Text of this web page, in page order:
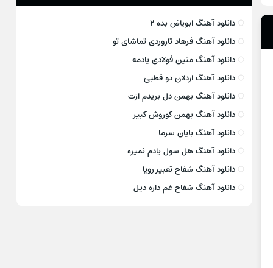
دانلود آهنگ ابویاض بده ۲
دانلود آهنگ فرهاد تاروردی تماشای تو
دانلود آهنگ متین فولادی یادمه
دانلود آهنگ اردلان دو قطبی
دانلود آهنگ بهمن دل بریدم ازت
دانلود آهنگ بهمن کوروش کبیر
دانلود آهنگ بایان سرما
دانلود آهنگ هل سول یادم نمیره
دانلود آهنگ شفاح تعبیر رویا
دانلود آهنگ شفاح غم داره دیل